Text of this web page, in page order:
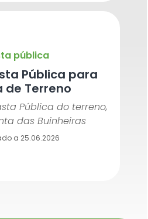
pública
Pública para
de Terreno
Pública do terreno,
das Buinheiras
a 25.06.2026